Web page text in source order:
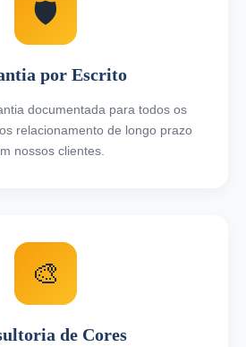
🛡️
por Escrito
documentada para todos os
relacionamento de longo prazo
nossos clientes.
🎨
de Cores